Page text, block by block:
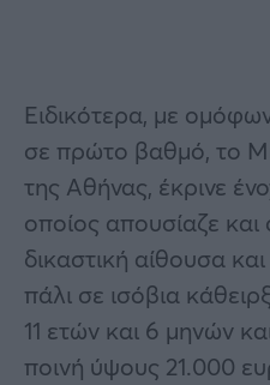
Ειδικότερα, με
σε πρώτο βαθμό, το
της Αθήνας, έκρινε
οποίος απουσίαζε
δικαστική αίθουσα
πάλι σε ισόβια
11 ετών και 6 μηνών
ποινή ύψους 21.000